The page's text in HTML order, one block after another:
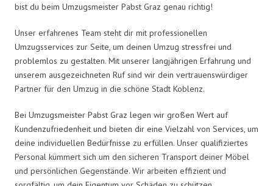
bist du beim Umzugsmeister Pabst Graz genau richtig!
Unser erfahrenes Team steht dir mit professionellen
Umzugsservices zur Seite, um deinen Umzug stressfrei und
problemlos zu gestalten. Mit unserer langjährigen Erfahrung und
unserem ausgezeichneten Ruf sind wir dein vertrauenswürdiger
Partner für den Umzug in die schöne Stadt Koblenz.
Bei Umzugsmeister Pabst Graz legen wir großen Wert auf
Kundenzufriedenheit und bieten dir eine Vielzahl von Services, um
deine individuellen Bedürfnisse zu erfüllen. Unser qualifiziertes
Personal kümmert sich um den sicheren Transport deiner Möbel
und persönlichen Gegenstände. Wir arbeiten effizient und